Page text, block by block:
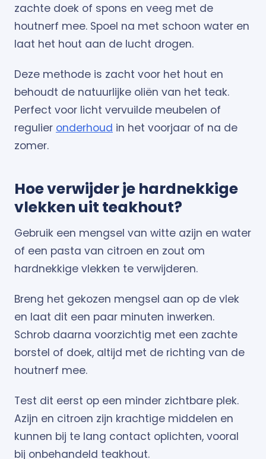
zachte doek of spons en veeg met de
houtnerf mee. Spoel na met schoon water en
laat het hout aan de lucht drogen.
Deze methode is zacht voor het hout en
behoudt de natuurlijke oliën van het teak.
Perfect voor licht vervuilde meubelen of
regulier onderhoud in het voorjaar of na de
zomer.
Hoe verwijder je hardnekkige
vlekken uit teakhout?
Gebruik een mengsel van witte azijn en water
of een pasta van citroen en zout om
hardnekkige vlekken te verwijderen.
Breng het gekozen mengsel aan op de vlek
en laat dit een paar minuten inwerken.
Schrob daarna voorzichtig met een zachte
borstel of doek, altijd met de richting van de
houtnerf mee.
Test dit eerst op een minder zichtbare plek.
Azijn en citroen zijn krachtige middelen en
kunnen bij te lang contact oplichten, vooral
bij onbehandeld teakhout.